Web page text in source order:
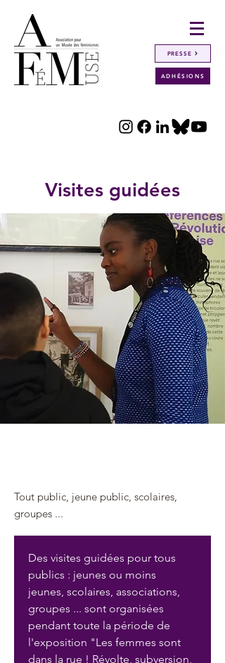
PRESSE
ADHÉSIONS
Visites guidées
Tout public, jeune public, scolaires,
groupes ...
Des visites guidées pour tous
publics : jeunes ou moins
jeunes, scolaires, associations,
groupes ... sont organisées
pendant toute la période de
l'exposition "Les femmes sont
dans la rue ! Révolte, subversion,